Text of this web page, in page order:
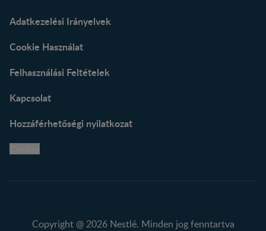
Adatkezelési Irányelvek
Cookie Használat
Felhasználási Feltételek
Kapcsolat
Hozzáférhetőségi nyilatkozat
Copyright @ 2026 Nestlé. Minden jog fenntartva